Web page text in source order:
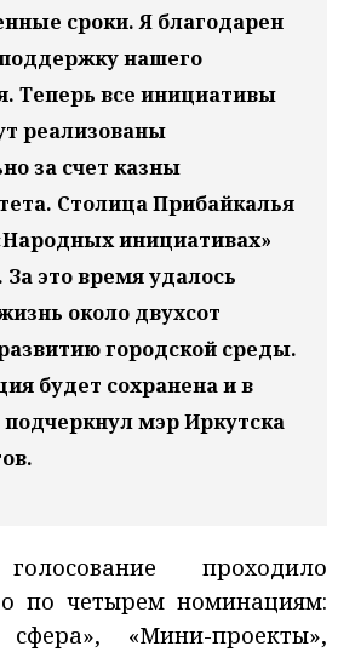
сроки. Я благодарен
нашего
Теперь все инициативы
реализованы
за счет казны
Столица Прибайкалья
инициативах»
это время удалось
около двухсот
городской среды.
будет сохранена и в
подчеркнул мэр Иркутска
проходило
по четырем номинациям:
сфера», «Мини-проекты»,